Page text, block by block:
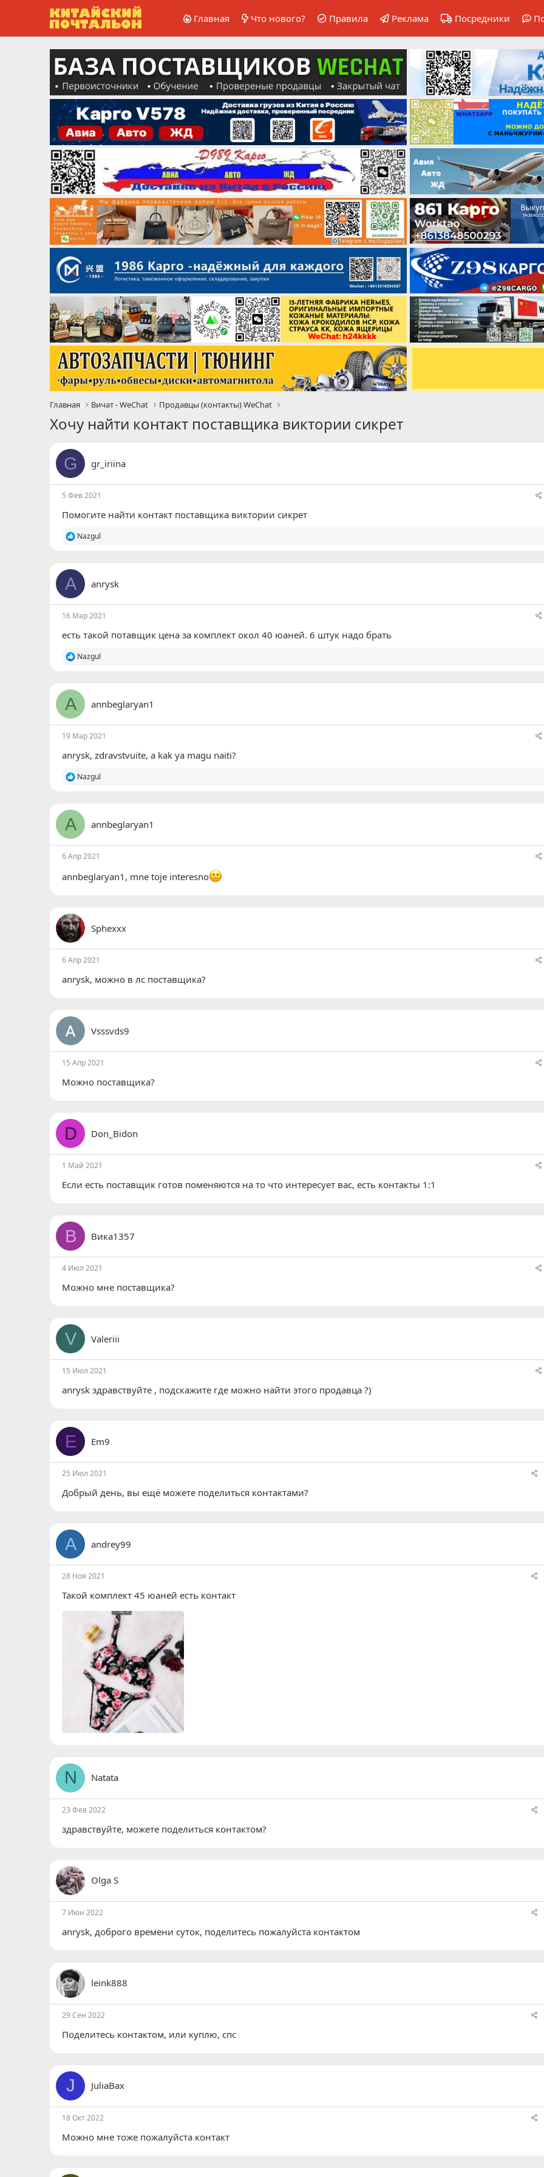
Главная Что нового? Правила Реклама Посредники
Главная Вичат - WeChat Продавцы (контакты) WeChat
Хочу найти контакт поставщика виктории сикрет
G gr_iriina
5 Фев 2021
Помогите найти контакт поставщика виктории сикрет
Р
ц
и
:
Nazgul
A anrysk
16 Мар 2021
есть такой потавщик цена за комплект окол 40 юаней. 6 штук надо брать
Р
ц
и
:
Nazgul
A annbeglaryan1
19 Мар 2021
anrysk, zdravstvuite, a kak ya magu naiti?
Р
ц
и
:
Nazgul
A annbeglaryan1
6 Апр 2021
annbeglaryan1 , mne toje interesno
Sphexxx
6 Апр 2021
anrysk, можно в лс поставщика?
Vsssvds9
15 Апр 2021
Можно поставщика?
D Don_Bidon
1 Май 2021
Если есть поставщик готов поменяются на то что интересует вас, есть контакты 1:1
В Вика1357
4 Июл 2021
Можно мне поставщика?
V Valeriii
15 Июл 2021
anrysk здравствуйте , подскажите где можно найти этого продавца ?)
E Em9
25 Июл 2021
Добрый день, вы ещё можете поделиться контактами?
A andrey99
28 Ноя 2021
Такой комплект 45 юаней есть контакт
N Natata
23 Фев 2022
здравствуйте, можете поделиться контактом?
Olga S
7 Июн 2022
anrysk, доброго времени суток, поделитесь пожалуйста контактом
leink888
29 Сен 2022
Поделитесь контактом, или куплю, спс
J JuliaBax
18 Окт 2022
Можно мне тоже пожалуйста контакт